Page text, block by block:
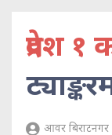
प्रदेश
आवर